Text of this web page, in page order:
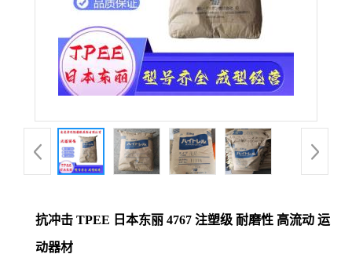
品
展
证
抗冲击 TPEE 日本东丽 4767 注塑级 耐磨性 高流动 运
动器材